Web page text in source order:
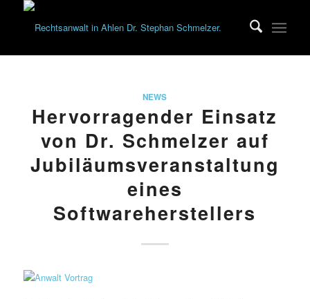
NEWS
Hervorragender Einsatz
von Dr. Schmelzer auf
Jubiläumsveranstaltung
eines
Softwareherstellers